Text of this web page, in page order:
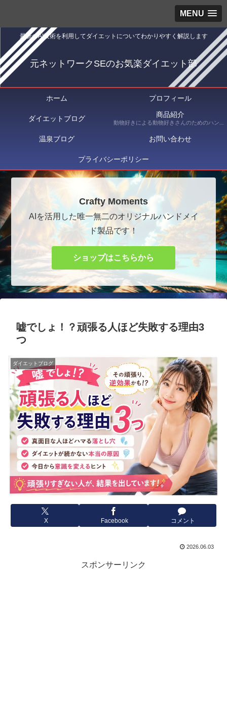
MENU
最新のAI技術を利用してダイエットについてわかりやすく解説します
元ネットワークSEのお気楽ダイエット部
ホーム プロフィール
ダイエットブログ 商品紹介
動物好きによる動物好きさんのためのハンドメイドショップ Crafty Moments（クラフティ・モーメンツ） にて出品している商品を紹介
温泉ブログ お問い合わせ
プライバシーポリシー
Crafty Moments
AIを活用した唯一無二のオリジナルハンドメイ
ド製品です！
ショップはこちらから
嘘でしょ！？頑張る人ほど失敗する理由3
つ
ダイエットブログ
X Facebook コメント
2026.06.03
スポンサーリンク